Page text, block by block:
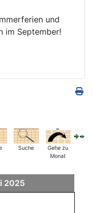
und
im September!
Suche
Gehe zu
Monat
2025